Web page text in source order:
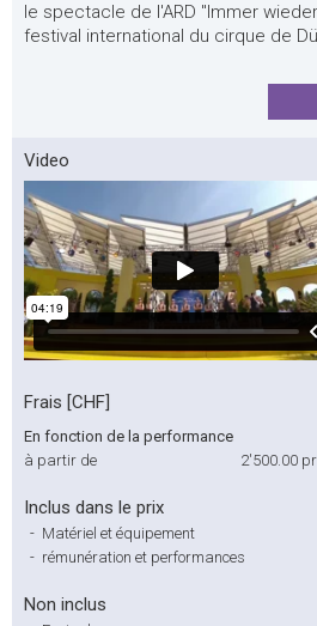
le spectacle de l'ARD "Immer
festival international du cirque de
Video
Frais [CHF]
En fonction de la performance
à partir de
2'500.00
Inclus dans le prix
- Matériel et équipement
- rémunération et performances
Non inclus